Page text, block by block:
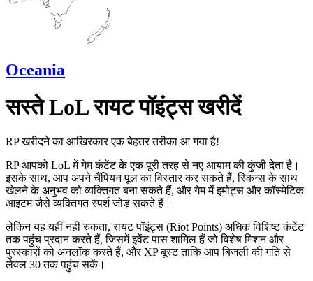
Oceania
सस्ते LoL रायट पॉइंट्स खरीदें
RP खरीदने का आखिरकार एक बेहतर तरीका आ गया है!
RP आपको LoL में गेम कंटेंट के एक पूरी तरह से नए आयाम की कुंजी देता है।
इसके साथ, आप अपने चैंपियन पूल का विस्तार कर सकते हैं, स्किन्स के साथ
खेलने के अनुभव को व्यक्तिगत बना सकते हैं, और गेम में इमोट्स और कॉस्मेटिक
आइटम जैसे व्यक्तिगत स्पर्श जोड़ सकते हैं।
लेकिन यह यहीं नहीं रुकता, रायट पॉइंट्स (Riot Points) अधिक विशिष्ट कंटेंट
तक पहुंच प्रदान करते हैं, जिसमें इवेंट पास शामिल हैं जो विशेष मिशन और
पुरस्कारों को अनलॉक करते हैं, और XP बूस्ट ताकि आप बिजली की गति से
लेवल 30 तक पहुंच सकें।